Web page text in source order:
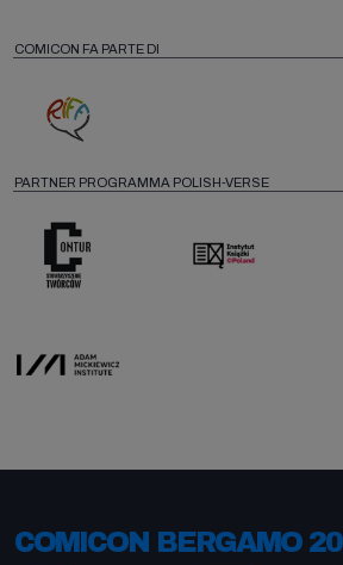
COMICON FA PARTE DI
PARTNER PROGRAMMA POLISH-VERSE
COMICON BERGAMO